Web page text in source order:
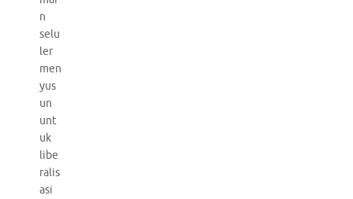
n
selu
ler
men
yus
un
unt
uk
libe
ralis
asi